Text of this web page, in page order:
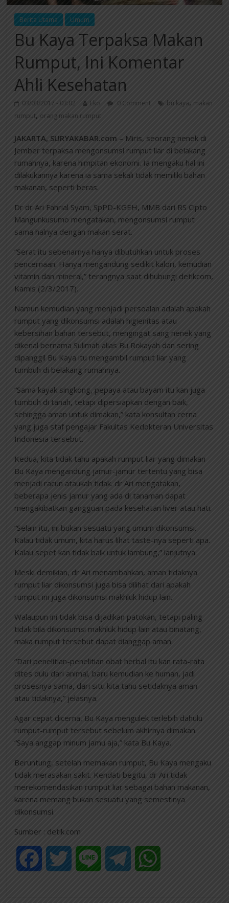
Berita Utama Umum
Bu Kaya Terpaksa Makan
Rumput, Ini Komentar
Ahli Kesehatan
03/03/2017 - 03:02 Eko 0 Comment bu kaya, makan
rumput, orang makan rumput
JAKARTA, SURYAKABAR.com – Miris, seorang nenek di
Jember terpaksa mengonsumsi rumput liar di belakang
rumahnya, karena himpitan ekonomi. Ia mengaku hal ini
dilakukannya karena ia sama sekali tidak memiliki bahan
makanan, seperti beras.
Dr dr Ari Fahrial Syam, SpPD-KGEH, MMB dari RS Cipto
Mangunkusumo mengatakan, mengonsumsi rumput
sama halnya dengan makan serat.
“Serat itu sebenarnya hanya dibutuhkan untuk proses
pencernaan. Hanya mengandung sedikit kalori, kemudian
vitamin dan mineral,” terangnya saat dihubungi detikcom,
Kamis (2/3/2017).
Namun kemudian yang menjadi persoalan adalah apakah
rumput yang dikonsumsi adalah higienitas atau
kebersihan bahan tersebut, mengingat sang nenek yang
dikenal bernama Sulimah alias Bu Rokayah dan sering
dipanggil Bu Kaya itu mengambil rumput liar yang
tumbuh di belakang rumahnya.
“Sama kayak singkong, pepaya atau bayam itu kan juga
tumbuh di tanah, tetapi dipersiapkan dengan baik,
sehingga aman untuk dimakan,” kata konsultan cerna
yang juga staf pengajar Fakultas Kedokteran Universitas
Indonesia tersebut.
Kedua, kita tidak tahu apakah rumput liar yang dimakan
Bu Kaya mengandung jamur-jamur tertentu yang bisa
menjadi racun ataukah tidak. dr Ari mengatakan,
beberapa jenis jamur yang ada di tanaman dapat
mengakibatkan gangguan pada kesehatan liver atau hati.
“Selain itu, ini bukan sesuatu yang umum dikonsumsi.
Kalau tidak umum, kita harus lihat taste-nya seperti apa.
Kalau sepet kan tidak baik untuk lambung,” lanjutnya.
Meski demikian, dr Ari menambahkan, aman tidaknya
rumput liar dikonsumsi juga bisa dilihat dari apakah
rumput ini juga dikonsumsi makhluk hidup lain.
Walaupun ini tidak bisa dijadikan patokan, tetapi paling
tidak bila dikonsumsi makhluk hidup lain atau binatang,
maka rumput tersebut dapat dianggap aman.
“Dari penelitian-penelitian obat herbal itu kan rata-rata
dites dulu dari animal, baru kemudian ke human, jadi
prosesnya sama, dari situ kita tahu setidaknya aman
atau tidaknya,” jelasnya.
Agar cepat dicerna, Bu Kaya mengulek terlebih dahulu
rumput-rumput tersebut sebelum akhirnya dimakan.
“Saya anggap minum jamu aja,” kata Bu Kaya.
Beruntung, setelah memakan rumput, Bu Kaya mengaku
tidak merasakan sakit. Kendati begitu, dr Ari tidak
merekomendasikan rumput liar sebagai bahan makanan,
karena memang bukan sesuatu yang semestinya
dikonsumsi.
Sumber : detik.com